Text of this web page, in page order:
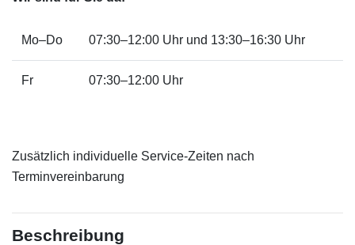
Mo–Do 07:30–12:00 Uhr und 13:30–16:30 Uhr
Fr 07:30–12:00 Uhr
Zusätzlich individuelle Service-Zeiten nach
Terminvereinbarung
Beschreibung